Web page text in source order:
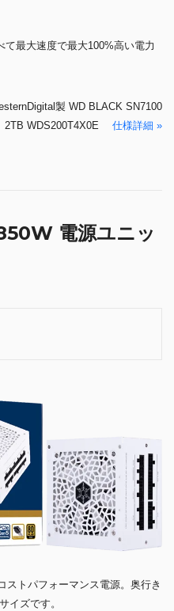
て最大速度で最大100%高い電力
製 WD BLACK SN7100
2TB WDS200T4X0E 仕様詳細 »
電源ユニッ
ストパフォーマンス電源。奥行き
イズです。